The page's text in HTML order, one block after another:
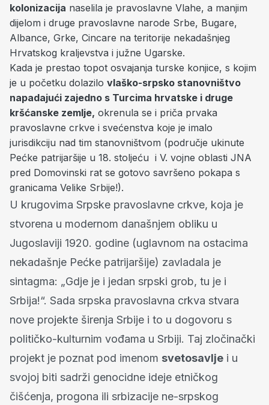
kolonizacija naselila je pravoslavne Vlahe, a manjim
dijelom i druge pravoslavne narode Srbe, Bugare,
Albance, Grke, Cincare na teritorije nekadašnjeg
Hrvatskog kraljevstva i južne Ugarske.
Kada je prestao topot osvajanja turske konjice, s kojim
je u početku dolazilo vlaško-srpsko stanovništvo
napadajući zajedno s Turcima hrvatske i druge
kršćanske zemlje, okrenula se i priča prvaka
pravoslavne crkve i svećenstva koje je imalo
jurisdikciju nad tim stanovništvom (područje ukinute
Pećke patrijaršije u 18. stoljeću i V. vojne oblasti JNA
pred Domovinski rat se gotovo savršeno pokapa s
granicama Velike Srbije!).
U krugovima Srpske pravoslavne crkve, koja je
stvorena u modernom današnjem obliku u
Jugoslaviji 1920. godine (uglavnom na ostacima
nekadašnje Pećke patrijaršije) zavladala je
sintagma: „Gdje je i jedan srpski grob, tu je i
Srbija!“. Sada srpska pravoslavna crkva stvara
nove projekte širenja Srbije i to u dogovoru s
političko-kulturnim vođama u Srbiji. Taj zločinački
projekt je poznat pod imenom svetosavlje i u
svojoj biti sadrži genocidne ideje etničkog
čišćenja, progona ili srbizacije ne-srpskog